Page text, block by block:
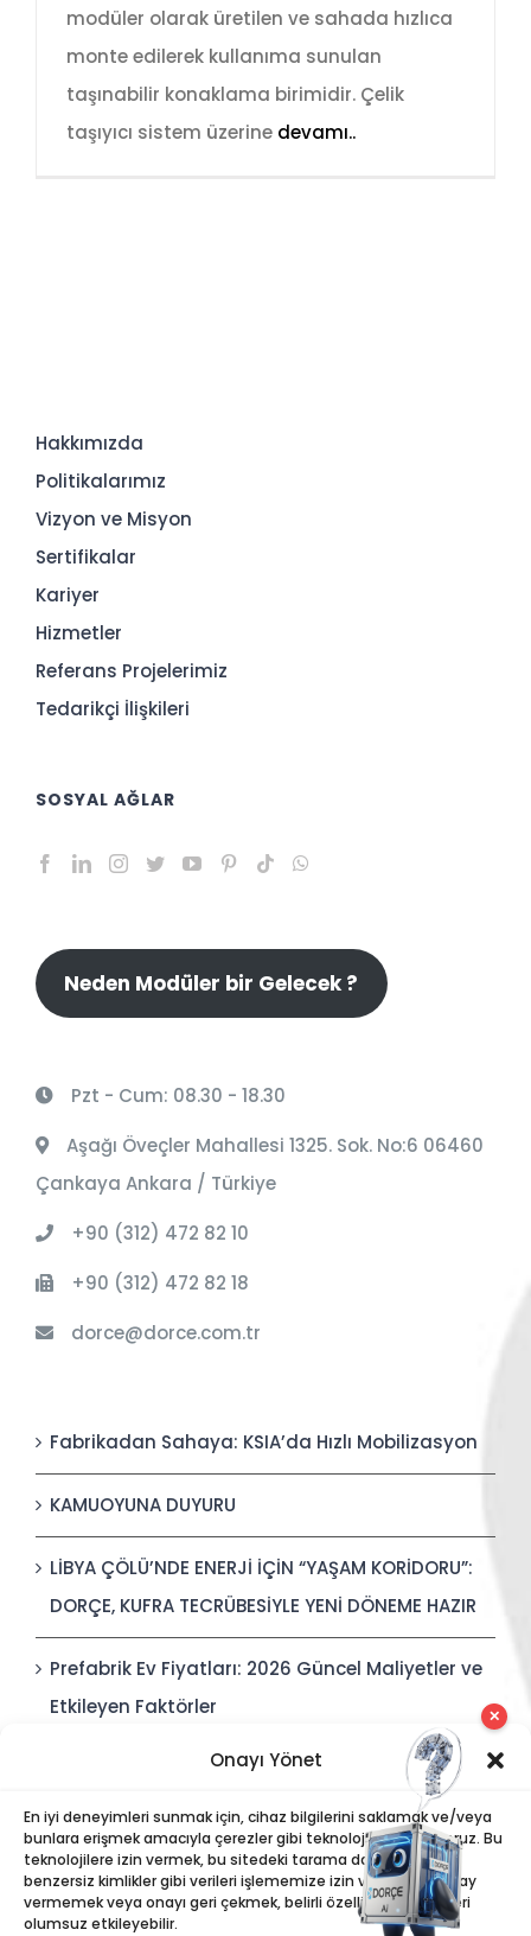
Onayı Yönet
En iyi deneyimleri sunmak için, cihaz bilgilerini saklamak ve/veya
bunlara erişmek amacıyla çerezler gibi teknolojiler kullanıyoruz. Bu
teknolojilere izin vermek, bu sitedeki tarama davranışı veya
benzersiz kimlikler gibi verileri işlememize izin verecektir. Onay
vermemek veya onayı geri çekmek, belirli özellikleri ve işlevleri
olumsuz etkileyebilir.
modüler olarak üretilen ve sahada hızlıca
monte edilerek kullanıma sunulan
taşınabilir konaklama birimidir. Çelik
taşıyıcı sistem üzerine devamı..
Hakkımızda
Politikalarımız
Vizyon ve Misyon
Sertifikalar
Kariyer
Hizmetler
Referans Projelerimiz
Tedarikçi İlişkileri
SOSYAL AĞLAR
Neden Modüler bir Gelecek ?
Pzt - Cum: 08.30 - 18.30
Aşağı Öveçler Mahallesi 1325. Sok. No:6 06460
Çankaya Ankara / Türkiye
+90 (312) 472 82 10
+90 (312) 472 82 18
dorce@dorce.com.tr
Fabrikadan Sahaya: KSIA’da Hızlı Mobilizasyon
KAMUOYUNA DUYURU
LİBYA ÇÖLÜ’NDE ENERJİ İÇİN “YAŞAM KORİDORU”:
DORÇE, KUFRA TECRÜBESİYLE YENİ DÖNEME HAZIR
Prefabrik Ev Fiyatları: 2026 Güncel Maliyetler ve
Etkileyen Faktörler
Polis Karakolları: Güvenli, Entegre ve Hızlı İnşa
Edilebilir Kamu Güvenliği Yapıları
✕